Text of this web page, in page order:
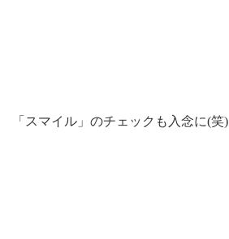
「スマイル」のチェックも入念に(笑)